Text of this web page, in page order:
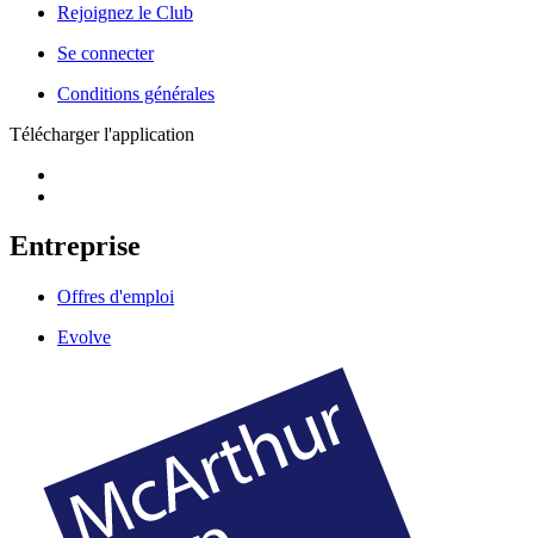
Rejoignez le Club
Se connecter
Conditions générales
Télécharger l'application
Entreprise
Offres d'emploi
Evolve